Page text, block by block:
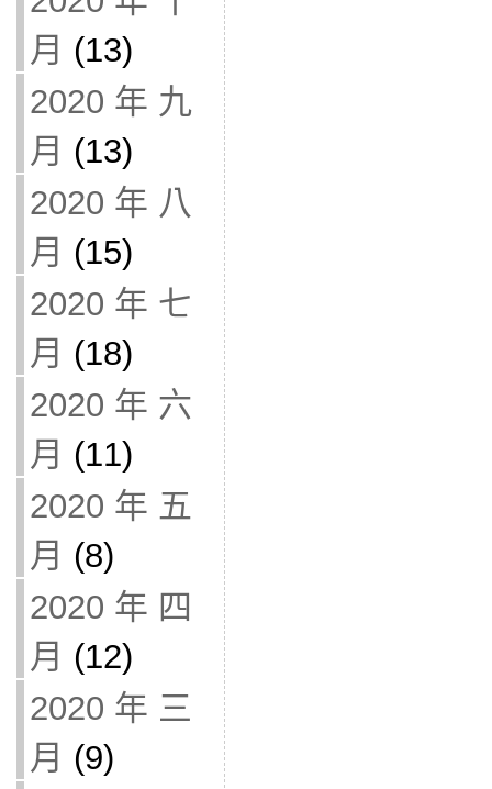
月 (13)
2020 年 九
月 (13)
2020 年 八
月 (15)
2020 年 七
月 (18)
2020 年 六
月 (11)
2020 年 五
月 (8)
2020 年 四
月 (12)
2020 年 三
月 (9)